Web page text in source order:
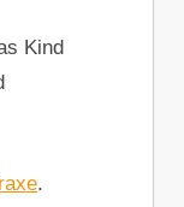
Kind
.